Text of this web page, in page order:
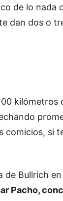
de lo nada
dan dos o
kilómetros
comicios, si
Bullrich
Pacho,